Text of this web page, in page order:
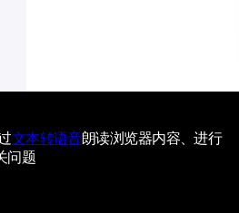
文本转语音朗读浏览器内容、进行
问题